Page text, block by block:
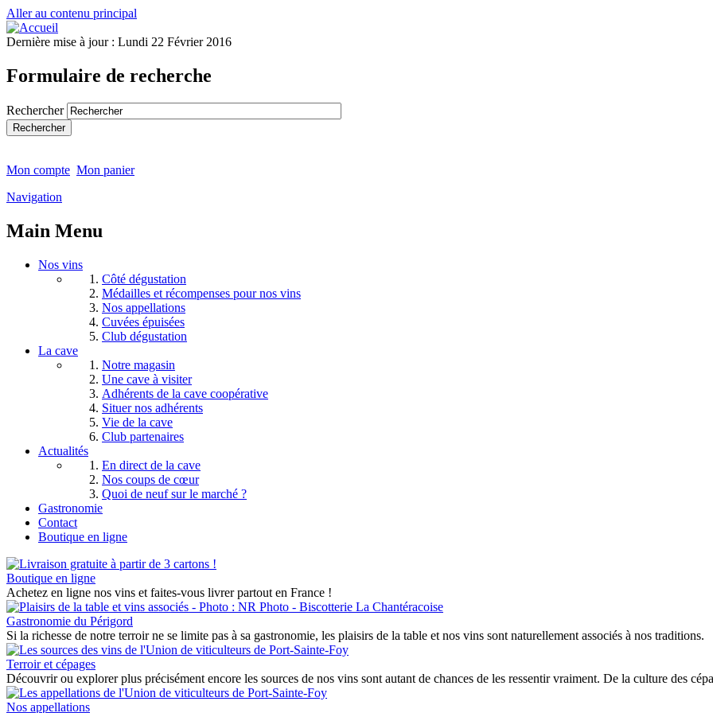
Aller au contenu principal
Dernière mise à jour : Lundi 22 Février 2016
Formulaire de recherche
Rechercher
Mon compte Mon panier
Navigation
Main Menu
Nos vins
Côté dégustation
Médailles et récompenses pour nos vins
Nos appellations
Cuvées épuisées
Club dégustation
La cave
Notre magasin
Une cave à visiter
Adhérents de la cave coopérative
Situer nos adhérents
Vie de la cave
Club partenaires
Actualités
En direct de la cave
Nos coups de cœur
Quoi de neuf sur le marché ?
Gastronomie
Contact
Boutique en ligne
Boutique en ligne
Achetez en ligne nos vins et faites-vous livrer partout en France !
Gastronomie du Périgord
Si la richesse de notre terroir ne se limite pas à sa gastronomie, les plaisirs de la table et nos vins sont naturellement associés à nos traditions.
Terroir et cépages
Découvrir ou explorer plus précisément encore les sources de nos vins sont autant de chances de les ressentir vraiment. De la culture des
Nos appellations